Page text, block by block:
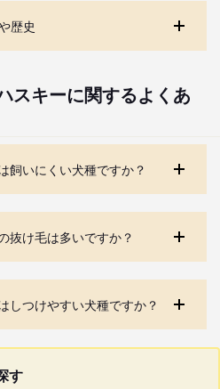
歴史
スキーに関するよくあ
飼いにくい犬種ですか？
抜け毛は多いですか？
しつけやすい犬種ですか？
す